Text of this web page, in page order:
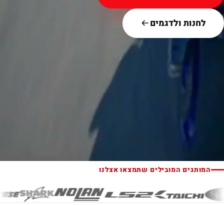
לחנות ולדגמים
המותגים המובילים שתמצאו אצלנו